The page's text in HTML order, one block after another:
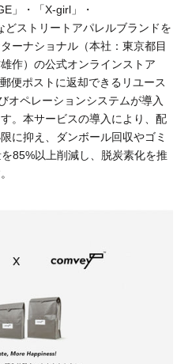
」・「X-girl」・
どストリートアパレルブランドを
ーナショナル（本社：東京都目
作）の公式オンラインストア
便ポストに返却できるリユース
オペレーションシステムが導入
。本サービスの導入により、配
に抑え、ダンボール回収やゴミ
85%以上削減し、脱炭素化を推